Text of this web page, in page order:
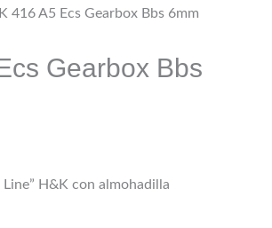
416 A5 Ecs Gearbox Bbs 6mm
Gearbox Bbs
H&K con almohadilla